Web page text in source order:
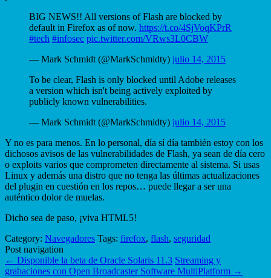
BIG NEWS!! All versions of Flash are blocked by
default in Firefox as of now. https://t.co/4SjVoqKPrR
#tech #infosec pic.twitter.com/VRws3L0CBW
— Mark Schmidt (@MarkSchmidty) julio 14, 2015
To be clear, Flash is only blocked until Adobe releases
a version which isn't being actively exploited by
publicly known vulnerabilities.
— Mark Schmidt (@MarkSchmidty) julio 14, 2015
Y no es para menos. En lo personal, día sí día también estoy con los
dichosos avisos de las vulnerabilidades de Flash, ya sean de día cero
o exploits varios que comprometen directamente al sistema. Si usas
Linux y además una distro que no tenga las últimas actualizaciones
del plugin en cuestión en los repos… puede llegar a ser una
auténtico dolor de muelas.
Dicho sea de paso, ¡viva HTML5!
Category: Navegadores Tags: firefox, flash, seguridad
Post navigation
← Disponible la beta de Oracle Solaris 11.3 Streaming y
grabaciones con Open Broadcaster Software MultiPlatform →